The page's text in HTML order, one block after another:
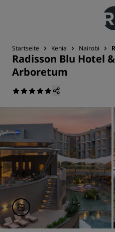
Startseite Kenia Nairobi
Radisson Blu Hotel
Arboretum